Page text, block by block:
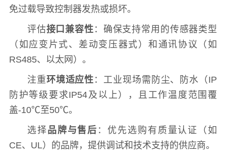
免过载导致控制器发热或损坏。
评估接口兼容性 ：确保支持常用的传感器类型
（如应变片式、差动变压器式）和通讯协议（如
RS485、以太网）。
注重环境适应性 ：工业现场需防尘、防水（IP
防护等级要求IP54及以上），且工作温度范围覆
盖-10℃至50℃。
选择品牌与售后 ：优先选购有质量认证（如
CE、UL）的品牌，提供调试和技术支持的供应商。